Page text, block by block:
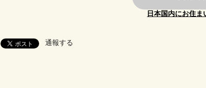
日本国内にお住ま
通報する